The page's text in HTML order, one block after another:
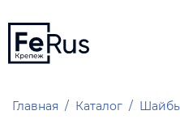
Главная Каталог